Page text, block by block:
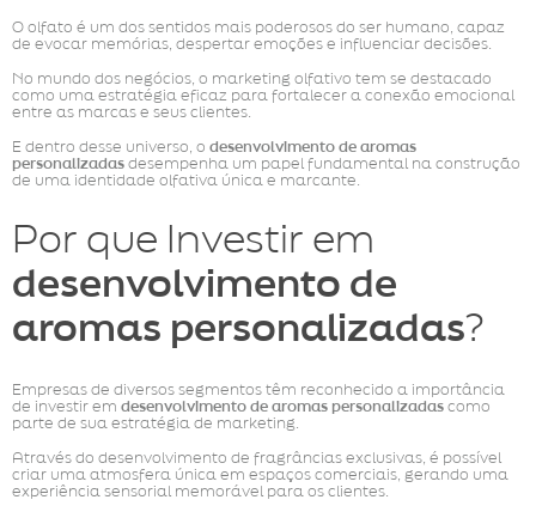
O olfato é um dos sentidos mais poderosos do ser humano, capaz
de evocar memórias, despertar emoções e influenciar decisões.
No mundo dos negócios, o marketing olfativo tem se destacado
como uma estratégia eficaz para fortalecer a conexão emocional
entre as marcas e seus clientes.
E dentro desse universo, o desenvolvimento de aromas
personalizadas desempenha um papel fundamental na construção
de uma identidade olfativa única e marcante.
Por que Investir em
desenvolvimento de
aromas personalizadas?
Empresas de diversos segmentos têm reconhecido a importância
de investir em desenvolvimento de aromas personalizadas como
parte de sua estratégia de marketing.
Através do desenvolvimento de fragrâncias exclusivas, é possível
criar uma atmosfera única em espaços comerciais, gerando uma
experiência sensorial memorável para os clientes.